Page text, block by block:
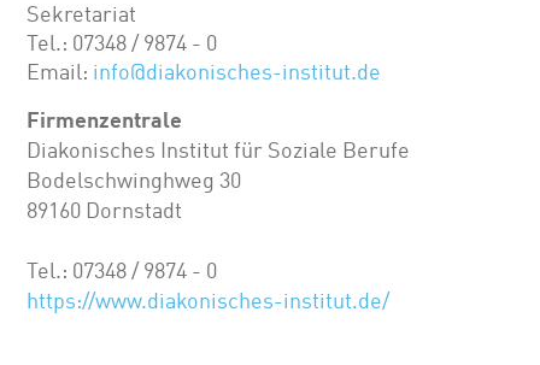
Sekretariat
Tel.: 07348 / 9874 - 0
Email: info@diakonisches-institut.de
Firmenzentrale
Diakonisches Institut für Soziale Berufe
Bodelschwinghweg 30
89160 Dornstadt
Tel.: 07348 / 9874 - 0
https://www.diakonisches-institut.de/